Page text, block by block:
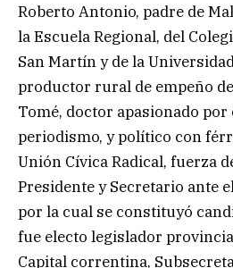
Roberto Antonio, padre de
la Escuela Regional, del
San Martín y de la
productor rural de empeño
Tomé, doctor apasionado
periodismo, y político con
Unión Cívica Radical, fuerza
Presidente y Secretario ante
por la cual se constituyó
fue electo legislador
Capital correntina,